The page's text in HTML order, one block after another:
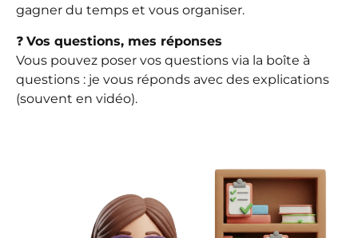
gagner du temps et vous organiser.
❓ Vos questions, mes réponses
Vous pouvez poser vos questions via la boîte à
questions : je vous réponds avec des explications
(souvent en vidéo).